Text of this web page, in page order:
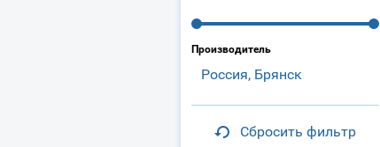
Производитель
Россия, Брянск
Сбросить фильтр